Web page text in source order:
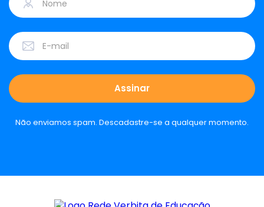
Não enviamos spam. Descadastre-se a qualquer momento.